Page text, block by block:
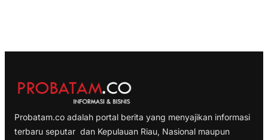
Probatam.co adalah portal berita yang menyajikan informasi
terbaru seputar dan Kepulauan Riau, Nasional maupun